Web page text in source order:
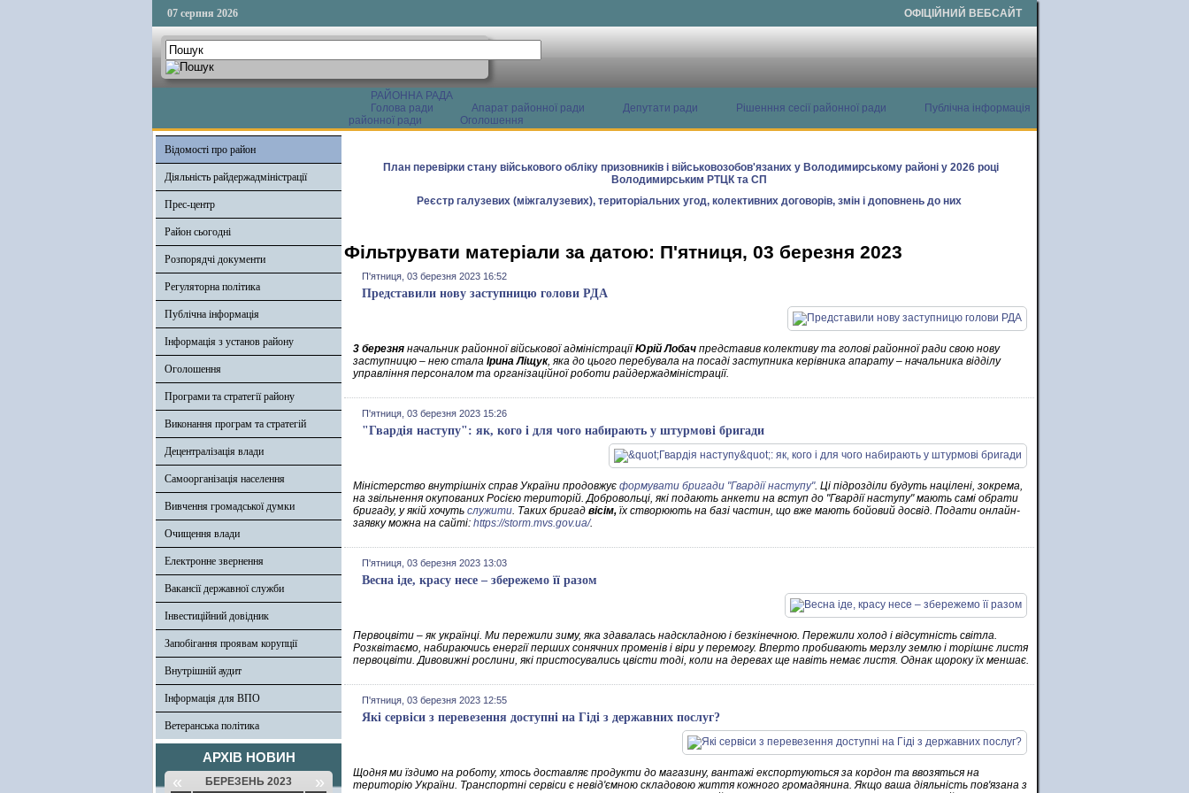
07 серпня 2026 ОФІЦІЙНИЙ ВЕБСАЙТ
РАЙОННА РАДА
Голова ради
Апарат районної ради Депутати ради Рішенння сесії районної ради
Публічна інформація
районної ради
Оголошення
Відомості про район
Діяльність райдержадміністрації
Прес-центр
Район сьогодні
Розпорядчі документи
Регуляторна політика
Публічна інформація
Інформація з установ району
Оголошення
Програми та стратегії району
Виконання програм та стратегій
Децентралізація влади
Самоорганізація населення
Вивчення громадської думки
Очищення влади
Електронне звернення
Вакансії державної служби
Інвестиційний довідник
Запобігання проявам корупції
Внутрішній аудит
Інформація для ВПО
Ветеранська політика
АРХІВ НОВИН
« БЕРЕЗЕНЬ 2023 »
План перевірки стану військового обліку призовників і військовозобов'язаних у Володимирському районі у 2026 році
Володимирським РТЦК та СП
Реєстр галузевих (міжгалузевих), територіальних угод, колективних договорів, змін і доповнень до них
Фільтрувати матеріали за датою: П'ятниця, 03 березня 2023
П'ятниця, 03 березня 2023 16:52
Представили нову заступницю голови РДА
3 березня начальник районної військової адміністраціїЮрій Лобач представив колективу та голові районної ради свою нову
заступницю – нею стала Ірина Ліщук, яка до цього перебувала на посаді заступника керівника апарату – начальника відділу
управління персоналом та організаційної роботи райдержадміністрації.
П'ятниця, 03 березня 2023 15:26
"Гвардія наступу": як, кого і для чого набирають у штурмові бригади
Міністерство внутрішніх справ України продовжує формувати бригади "Гвардії наступу". Ці підрозділи будуть націлені, зокрема,
на звільнення окупованих Росією територій.Добровольці, які подають анкети на вступ до "Гвардії наступу" мають самі обрати
бригаду, у якій хочуть служити. Таких бригад вісім, їх створюють на базі частин, що вже мають бойовий досвід. Подати онлайн-
заявку можна на сайті: https://storm.mvs.gov.ua/.
П'ятниця, 03 березня 2023 13:03
Весна іде, красу несе – збережемо її разом
Первоцвіти – як українці. Ми пережили зиму, яка здавалась надскладною і безкінечною. Пережили холод і відсутність світла.
Розквітаємо, набираючись енергії перших сонячних променів і віри у перемогу. Вперто пробивають мерзлу землю і торішнє листя
первоцвіти. Дивовижні рослини, які пристосувались цвісти тоді, коли на деревах ще навіть немає листя. Однак щороку їх меншає.
П'ятниця, 03 березня 2023 12:55
Які сервіси з перевезення доступні на Гіді з державних послуг?
Щодня ми їздимо на роботу, хтось доставляє продукти до магазину, вантажі експортуються за кордон та ввозяться на
територію України. Транспортні сервіси є невід'ємною складовою життя кожного громадянина. Якщо ваша діяльність пов'язана з